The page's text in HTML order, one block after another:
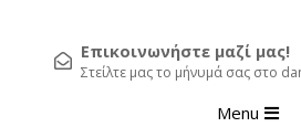
Επικοινωνήστε μαζί μας!
Στείλτε μας το μήνυμά σας στο
Menu